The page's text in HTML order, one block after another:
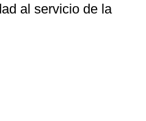
al servicio de la